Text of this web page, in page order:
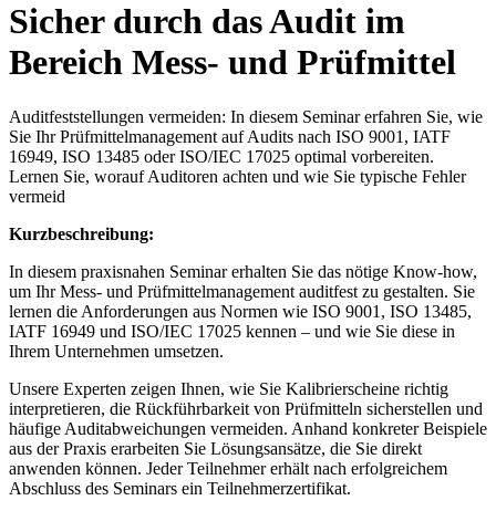
Sicher durch das Audit im
Bereich Mess- und Prüfmittel
Auditfeststellungen vermeiden: In diesem Seminar erfahren Sie, wie
Sie Ihr Prüfmittelmanagement auf Audits nach ISO 9001, IATF
16949, ISO 13485 oder ISO/IEC 17025 optimal vorbereiten.
Lernen Sie, worauf Auditoren achten und wie Sie typische Fehler
vermeid
Kurzbeschreibung:
In diesem praxisnahen Seminar erhalten Sie das nötige Know-how,
um Ihr Mess- und Prüfmittelmanagement auditfest zu gestalten. Sie
lernen die Anforderungen aus Normen wie ISO 9001, ISO 13485,
IATF 16949 und ISO/IEC 17025 kennen – und wie Sie diese in
Ihrem Unternehmen umsetzen.
Unsere Experten zeigen Ihnen, wie Sie Kalibrierscheine richtig
interpretieren, die Rückführbarkeit von Prüfmitteln sicherstellen und
häufige Auditabweichungen vermeiden. Anhand konkreter Beispiele
aus der Praxis erarbeiten Sie Lösungsansätze, die Sie direkt
anwenden können. Jeder Teilnehmer erhält nach erfolgreichem
Abschluss des Seminars ein Teilnehmerzertifikat.